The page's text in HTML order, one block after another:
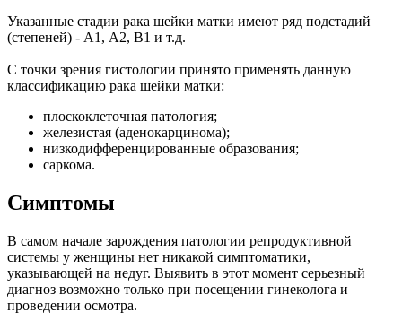
Указанные стадии рака шейки матки имеют ряд подстадий
(степеней) - A1, А2, В1 и т.д.
С точки зрения гистологии принято применять данную
классификацию рака шейки матки:
плоскоклеточная патология;
железистая (аденокарцинома);
низкодифференцированные образования;
саркома.
Симптомы
В самом начале зарождения патологии репродуктивной
системы у женщины нет никакой симптоматики,
указывающей на недуг. Выявить в этот момент серьезный
диагноз возможно только при посещении гинеколога и
проведении осмотра.